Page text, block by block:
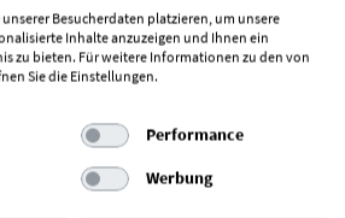
für Arztempfehlungen
Besucherdaten platzieren, um unsere
Inhalte anzuzeigen und Ihnen ein
zu bieten. Für weitere Informationen zu den von
Sie die Einstellungen.
Performance
Werbung